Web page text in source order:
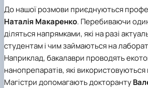
До нашої розмови приєднуються
Наталія Макаренко. Перебиваючи
діляться напрямками, які на разі
студентам і чим займаються на
Наприклад, бакалаври проводять
нанопрепаратів, які
Магістри допомагають докторанту